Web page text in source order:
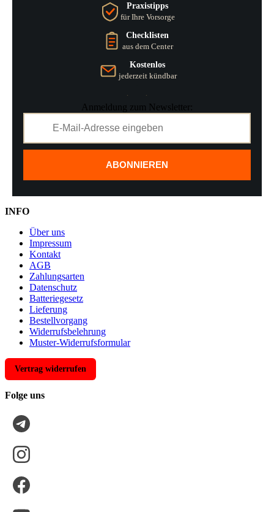
Praxistipps
für Ihre Vorsorge
Checklisten
aus dem Center
Kostenlos
jederzeit kündbar
Anmeldung zum Newsletter:
ABONNIEREN
INFO
Über uns
Impressum
Kontakt
AGB
Zahlungsarten
Datenschutz
Batteriegesetz
Lieferung
Bestellvorgang
Widerrufsbelehrung
Muster-Widerrufsformular
Vertrag widerrufen
Folge uns